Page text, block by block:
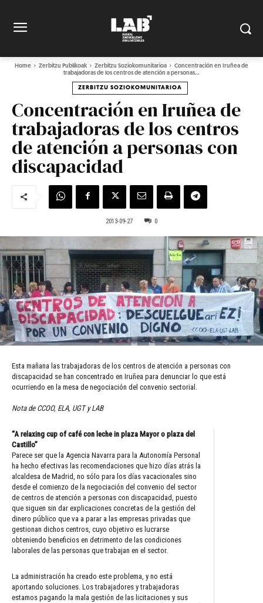
Home Zerbitzu Publikoak Zerbitzu Soziokomunitarioa
Concentración en Iruñea de
trabajadoras de los centros de atención a personas...
ZERBITZU SOZIOKOMUNITARIOA
Concentración en Iruñea de
trabajadoras de los centros
de atención a personas con
discapacidad
2013-09-27 0
Esta mañana las trabajadoras de los centros de atención a personas con
discapacidad se han concentrado en Iruñea para denunciar lo que está
ocurriendo en la mesa de negociación del convenio sectorial.
Nota de CCOO, ELA, UGT y LAB
“A relaxing cup of café con leche in plaza Mayor o plaza del
Castillo”
Parece ser que la Agencia Navarra para la Autonomía Personal
ha hecho efectivas las recomendaciones que hizo días atrás la
alcaldesa de Madrid, no sólo para los días vacacionales sino
desde el comienzo de la negociación del convenio del sector
de centros de atención a personas con discapacidad, puesto
que siguen sin dar explicaciones concretas de la gestión del
dinero público que va a parar a las empresas privadas que
gestionan dichos centros, cuyo objetivo es lucrarse
obteniendo beneficios en detrimento de las condiciones
laborales de las personas que trabajan en el sector.
La administración ha creado este problema, y no está
aportando soluciones. Los trabajadores y trabajadoras
estamos pagando la mala gestión de las licitaciones y sus